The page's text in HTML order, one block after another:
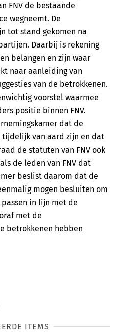
FNV de bestaande
wegneemt. De
tot stand gekomen na
Daarbij is rekening
belangen en zijn waar
naar aanleiding van
van de betrokkenen.
voorstel waarmee
positie binnen FNV.
dat de
tijdelijk van aard zijn en dat
de statuten van FNV ook
de leden van FNV dat
beslist daarom dat de
mogen besluiten om
in lijn met de
met de
betrokkenen hebben
ITEMS